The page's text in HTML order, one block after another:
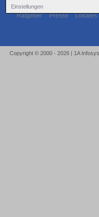
Einstellungen
Ratgeber Presse Lokales
Copyright © 2000 - 2026 | 1A